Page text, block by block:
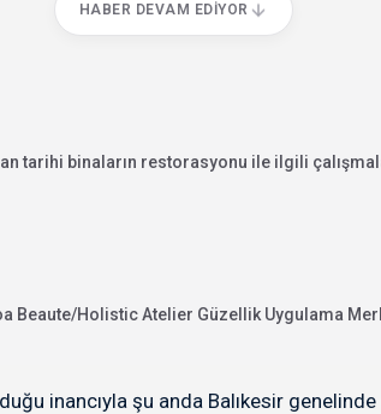
HABER DEVAM EDIYOR
tarihi binaların restorasyonu ile ilgili
Beaute/Holistic Atelier Güzellik Uygulama
inancıyla şu anda Balıkesir